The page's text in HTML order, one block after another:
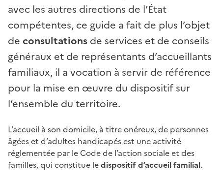
avec les autres directions de l’État
compétentes, ce guide a fait de plus l’objet
de consultations de services et de conseils
généraux et de représentants d’accueillants
familiaux, il a vocation à servir de référence
pour la mise en œuvre du dispositif sur
l’ensemble du territoire.
L’accueil à son domicile, à titre onéreux, de personnes
âgées et d’adultes handicapés est une activité
réglementée par le Code de l’action sociale et des
familles, qui constitue ledispositif d’accueil familial.